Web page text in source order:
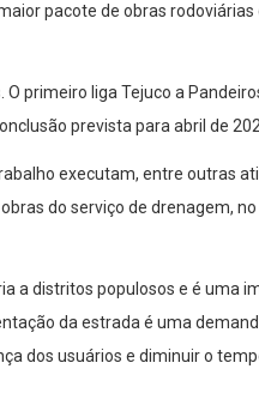
pacote de obras
primeiro liga Tejuco a
prevista para abril de
executam, entre outras
do serviço de drenagem,
a distritos populosos e é uma
da estrada é uma
dos usuários e diminuir o